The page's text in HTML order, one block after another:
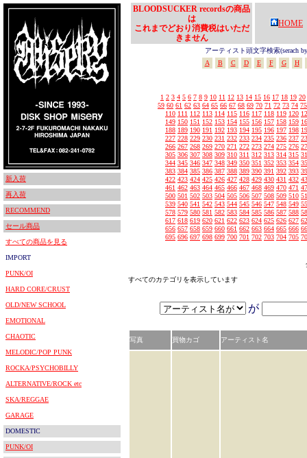
新入荷
再入荷
RECOMMEND
セール商品
すべての商品を見る
IMPORT
PUNK/OI
HARD CORE/CRUST
OLD/NEW SCHOOL
EMOTIONAL
CHAOTIC
MELODIC/POP PUNK
ROCKA/PSYCHOBILLY
ALTERNATIVE/ROCK etc
SKA/REGGAE
GARAGE
DOMESTIC
PUNK/OI
BLOODSUCKER recordsの商品
は
これまでどおり消費税はいただ
きません
HOME
アーティスト頭文字検索(serach
A
B C D E F G H
1 2 3 4 5 6 7 8 9 10 11 12 13 14 15 16 17 18 19 20
59 60 61 62 63 64 65 66 67 68 69 70 71 72 73 74 75
110 111 112 113 114 115 116 117 118 119 120
149 150 151 152 153 154 155 156 157 158 159
188 189 190 191 192 193 194 195 196 197 198
227 228 229 230 231 232 233 234 235 236 237
266 267 268 269 270 271 272 273 274 275 276
305 306 307 308 309 310 311 312 313 314 315
344 345 346 347 348 349 350 351 352 353 354
383 384 385 386 387 388 389 390 391 392 393
422 423 424 425 426 427 428 429 430 431 432
461 462 463 464 465 466 467 468 469 470 471
500 501 502 503 504 505 506 507 508 509 510
539 540 541 542 543 544 545 546 547 548 549
578 579 580 581 582 583 584 585 586 587 588
617 618 619 620 621 622 623 624 625 626 627
656 657 658 659 660 661 662 663 664 665 666
695 696 697 698 699 700 701 702 703 704 705
すべてのカテゴリを表示しています
が
写真 買物カゴ アーティスト名